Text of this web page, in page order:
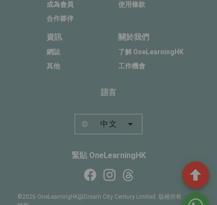
成為會員
合作夥伴
使用條款
資訊
網誌
其他
關於我們
了解 OneLearningHK
工作機會
語言
中文
緊貼 OneLearningHK
©2026 OneLearningHK@Dream City Century Limited. 版權所有，不得